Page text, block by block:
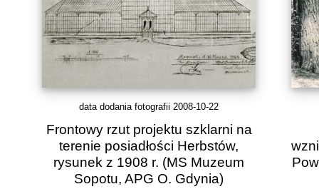
data dodania fotografii 2008-10-22
Frontowy rzut projektu szklarni na
terenie posiadłości Herbstów,
rysunek z 1908 r. (MS Muzeum
Sopotu, APG O. Gdynia)